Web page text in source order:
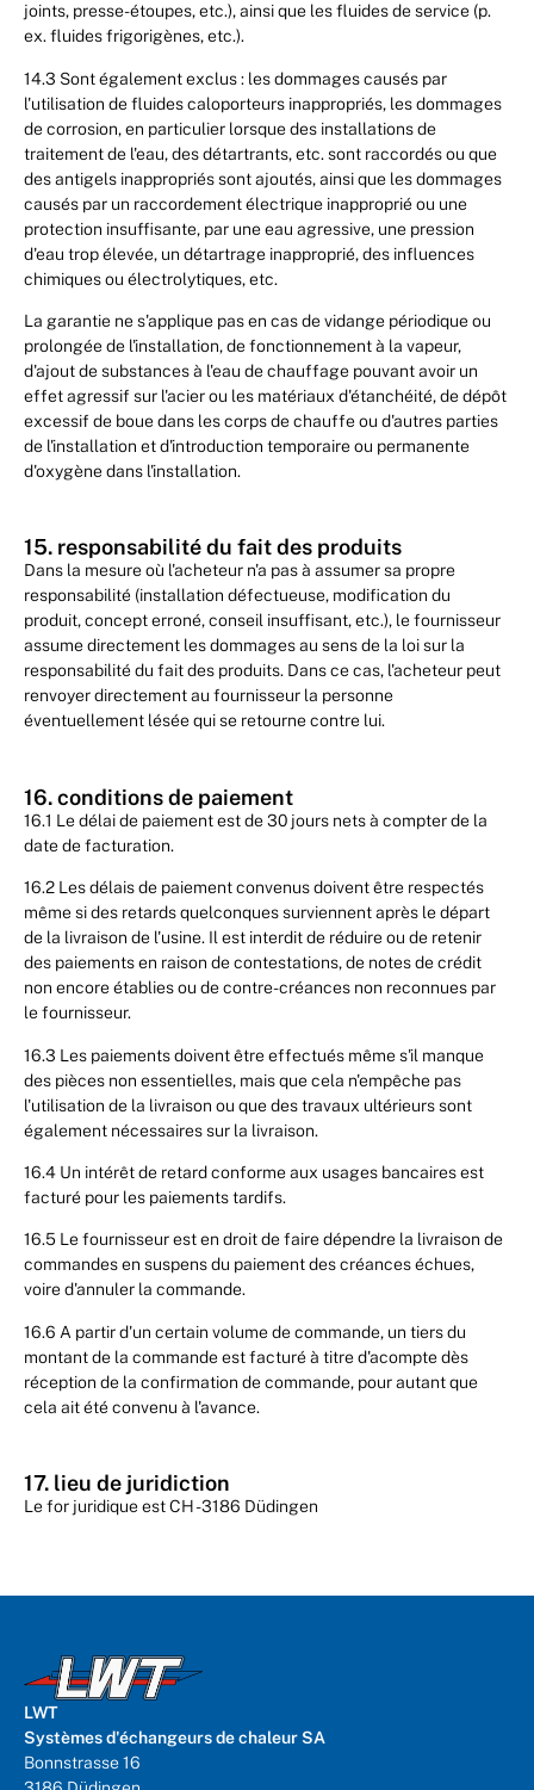
joints, presse-étoupes, etc.), ainsi que les fluides de service (p.
ex. fluides frigorigènes, etc.).
14.3 Sont également exclus : les dommages causés par
l'utilisation de fluides caloporteurs inappropriés, les dommages
de corrosion, en particulier lorsque des installations de
traitement de l'eau, des détartrants, etc. sont raccordés ou que
des antigels inappropriés sont ajoutés, ainsi que les dommages
causés par un raccordement électrique inapproprié ou une
protection insuffisante, par une eau agressive, une pression
d'eau trop élevée, un détartrage inapproprié, des influences
chimiques ou électrolytiques, etc.
La garantie ne s'applique pas en cas de vidange périodique ou
prolongée de l'installation, de fonctionnement à la vapeur,
d'ajout de substances à l'eau de chauffage pouvant avoir un
effet agressif sur l'acier ou les matériaux d'étanchéité, de dépôt
excessif de boue dans les corps de chauffe ou d'autres parties
de l'installation et d'introduction temporaire ou permanente
d'oxygène dans l'installation.
15. responsabilité du fait des produits
Dans la mesure où l'acheteur n'a pas à assumer sa propre
responsabilité (installation défectueuse, modification du
produit, concept erroné, conseil insuffisant, etc.), le fournisseur
assume directement les dommages au sens de la loi sur la
responsabilité du fait des produits. Dans ce cas, l'acheteur peut
renvoyer directement au fournisseur la personne
éventuellement lésée qui se retourne contre lui.
16. conditions de paiement
16.1 Le délai de paiement est de 30 jours nets à compter de la
date de facturation.
16.2 Les délais de paiement convenus doivent être respectés
même si des retards quelconques surviennent après le départ
de la livraison de l'usine. Il est interdit de réduire ou de retenir
des paiements en raison de contestations, de notes de crédit
non encore établies ou de contre-créances non reconnues par
le fournisseur.
16.3 Les paiements doivent être effectués même s'il manque
des pièces non essentielles, mais que cela n'empêche pas
l'utilisation de la livraison ou que des travaux ultérieurs sont
également nécessaires sur la livraison.
16.4 Un intérêt de retard conforme aux usages bancaires est
facturé pour les paiements tardifs.
16.5 Le fournisseur est en droit de faire dépendre la livraison de
commandes en suspens du paiement des créances échues,
voire d'annuler la commande.
16.6 A partir d'un certain volume de commande, un tiers du
montant de la commande est facturé à titre d'acompte dès
réception de la confirmation de commande, pour autant que
cela ait été convenu à l'avance.
17. lieu de juridiction
Le for juridique est CH - 3186 Düdingen
LWT
Systèmes d'échangeurs de chaleur SA
Bonnstrasse 16